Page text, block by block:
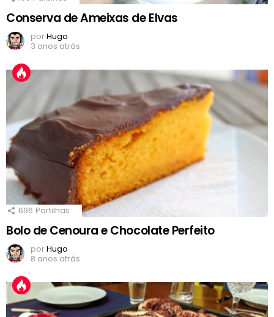
Conserva de Ameixas de Elvas
porHugo
3 anos atrás
696 Partilhas
Bolo de Cenoura e Chocolate Perfeito
porHugo
8 anos atrás